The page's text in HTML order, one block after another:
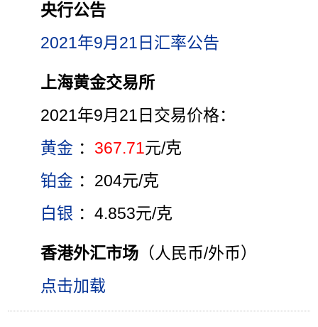
央行公告
2021年9月21日汇率公告
上海黄金交易所
2021年9月21日交易价格：
黄金 ： 367.71元/克
铂金 ：204元/克
白银 ：4.853元/克
香港外汇市场 （人民币/外币）
点击加载